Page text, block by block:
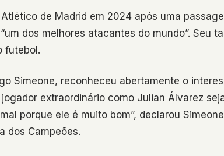
de Madrid em 2024 após uma
dos melhores atacantes do mundo”. Seu
futebol.
Simeone, reconheceu abertamente o
extraordinário como Julian Álvarez
porque ele é muito bom”, declarou
dos Campeões.